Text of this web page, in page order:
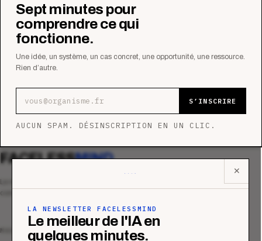
Sept minutes pour
comprendre ce qui
fonctionne.
Une idée, un système, un cas concret, une opportunité, une ressource.
Rien d’autre.
S’INSCRIRE
AUCUN SPAM. DÉSINSCRIPTION EN UN CLIC.
✕
LA NEWSLETTER FACELESSMIND
Le meilleur de l'IA en
quelques minutes.
FACELESSMIND
Le média qui mesurent la performance
commerciale des organismes de formation.
MAGAZINE